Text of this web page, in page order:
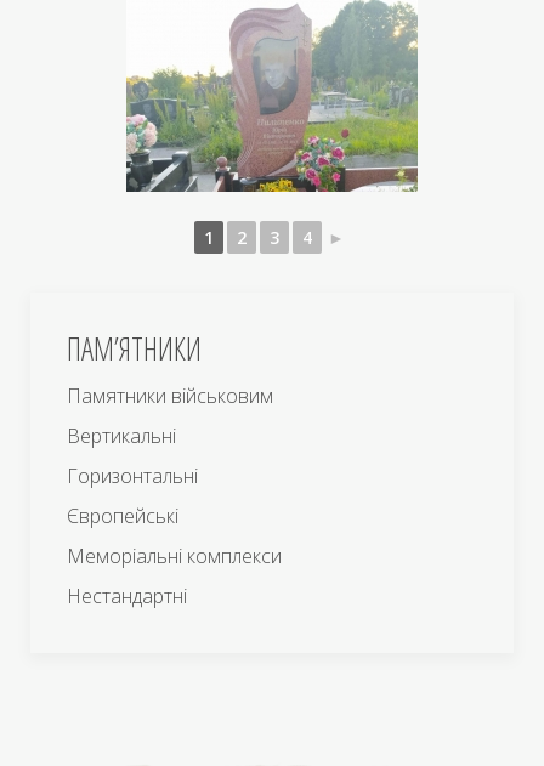
1 2 3 4 ►
ПАМ’ЯТНИКИ
Памятники військовим
Вертикальні
Горизонтальні
Європейські
Меморіальні комплекси
Нестандартні